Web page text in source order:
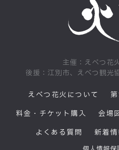
主催：えべつ花
後援：江別市、えべつ観光
えべつ花火について
料金・チケット購入
会場
よくある質問
新着